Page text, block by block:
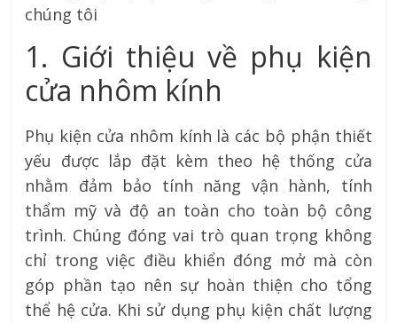
chúng tôi
1. Giới thiệu về phụ kiện
cửa nhôm kính
Phụ kiện cửa nhôm kính là các bộ phận thiết
yếu được lắp đặt kèm theo hệ thống cửa
nhằm đảm bảo tính năng vận hành, tính
thẩm mỹ và độ an toàn cho toàn bộ công
trình. Chúng đóng vai trò quan trọng không
chỉ trong việc điều khiển đóng mở mà còn
góp phần tạo nên sự hoàn thiện cho tổng
thể hệ cửa. Khi sử dụng phụ kiện chất lượng